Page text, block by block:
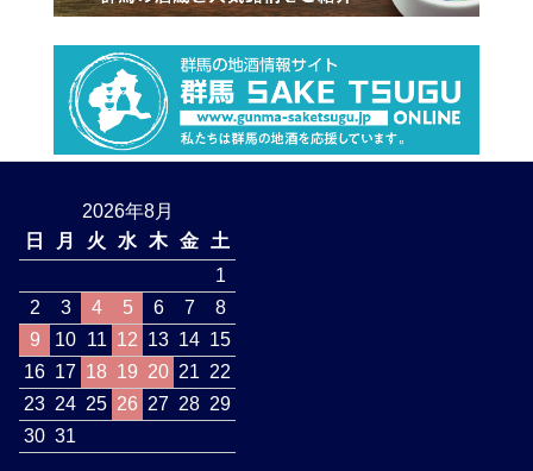
2026年8月
日
月 火 水 木 金
土
1
2
3 4 5 6 7
8
9
10 11 12 13 14 15
16 17 18 19 20 21 22
23 24 25 26 27 28 29
30 31